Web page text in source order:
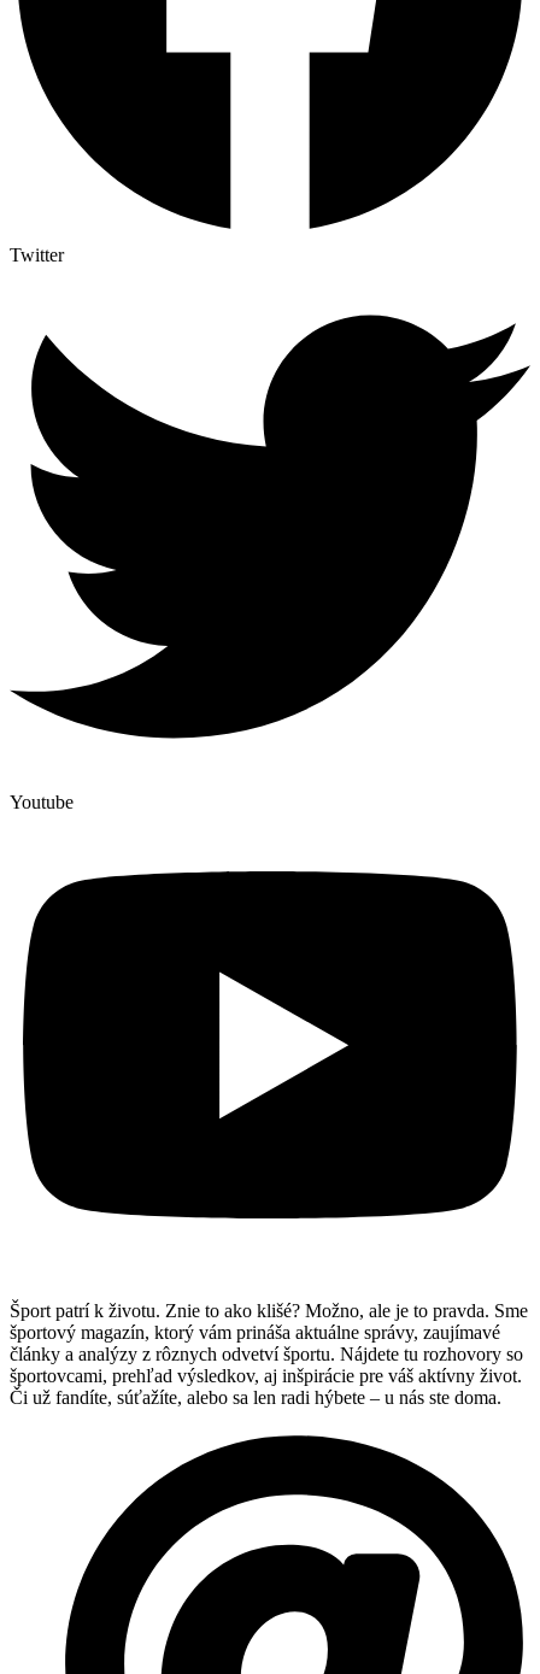
Twitter
Youtube
Šport patrí k životu. Znie to ako klišé? Možno, ale je to pravda. Sme
športový magazín, ktorý vám prináša aktuálne správy, zaujímavé
články a analýzy z rôznych odvetví športu. Nájdete tu rozhovory so
športovcami, prehľad výsledkov, aj inšpirácie pre váš aktívny život.
Či už fandíte, súťažíte, alebo sa len radi hýbete – u nás ste doma.